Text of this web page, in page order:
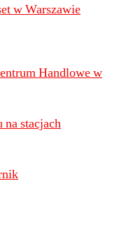
w Warszawie
Handlowe w
stacjach